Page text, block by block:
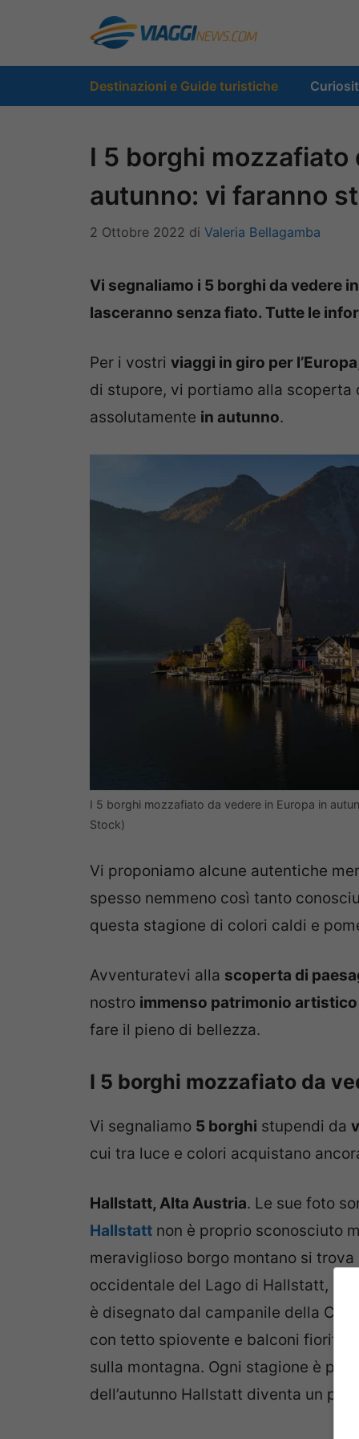
contenuto
Destinazioni e Guide turistiche
I 5 borghi mozzafiato
autunno: vi faranno
2 Ottobre 2022 di Valeria Bellagamba
Vi segnaliamo i 5 borghi da vedere
lasceranno senza fiato. Tutte le
Per i vostri viaggi in giro per l’Europa
di stupore, vi portiamo alla scoperta
assolutamente in autunno.
I 5 borghi mozzafiato da vedere in Europa in
Stock)
Vi proponiamo alcune autentiche
spesso nemmeno così tanto
questa stagione di colori caldi e
Avventuratevi alla scoperta di
nostro immenso patrimonio
fare il pieno di bellezza.
I 5 borghi mozzafiato da
Vi segnaliamo 5 borghi stupendi da
cui tra luce e colori acquistano
Hallstatt, Alta Austria. Le sue foto
Hallstatt non è proprio sconosciuto
meraviglioso borgo montano si
occidentale del Lago di Hallstatt, da
è disegnato dal campanile della
con tetto spiovente e balconi fioriti
sulla montagna. Ogni stagione è
dell’autunno Hallstatt diventa un